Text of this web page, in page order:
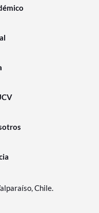
Chile.